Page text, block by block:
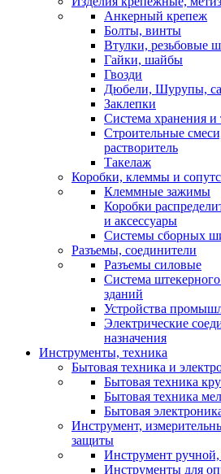
Анкерный крепеж
Болты, винты
Втулки, резьбовые
Гайки, шайбы
Гвозди
Дюбели, Шурупы,
Заклепки
Система хранения и
Строительные
растворитель
Такелаж
Коробки, клеммы и
Клеммные зажимы
Коробки
и аксессуары
Системы сборных
Разъемы, соединители
Разъемы силовые
Система
зданий
Устройства
Электрические
назначения
Инструменты, техника
Бытовая техника и
Бытовая техника
Бытовая техника
Бытовая
Инструмент,
защиты
Инструмент ручной,
Инструменты для